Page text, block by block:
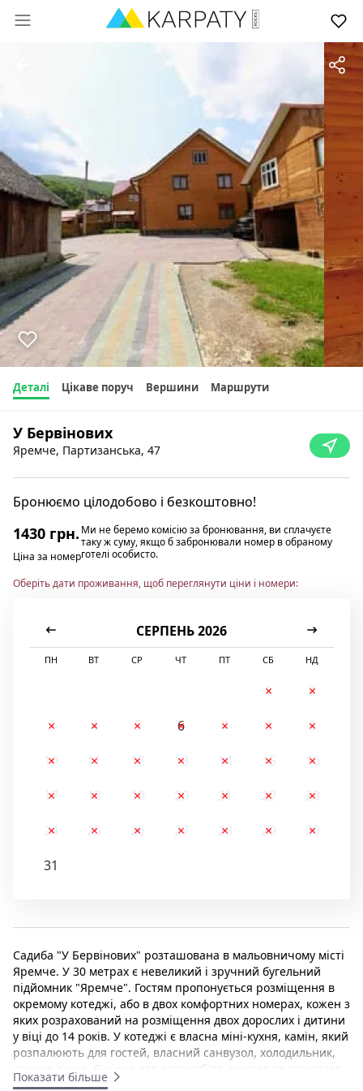
Деталі Цікаве поруч Вершини Маршрути
У Бервінових
Яремче, Партизанська, 47
Бронюємо цілодобово і безкоштовно!
1430 грн.
Ціна за номер
Ми не беремо комісію за бронювання, ви сплачуєте
таку ж суму, якщо б забронювали номер в обраному
готелі особисто.
Оберіть дати проживання, щоб переглянути ціни і номери:
СЕРПЕНЬ 2026
ПН ВТ СР ЧТ ПТ СБ НД
1
2
3
4 5 6 7 8
9
10
11 12 13 14 15
16
17
18 19 20 21 22
23
24
25 26 27 28 29
30
31
Садиба "У Бервінових" розташована в мальовничому місті
Яремче. У 30 метрах є невеликий і зручний бугельний
підйомник "Яремче". Гостям пропонується розміщення в
окремому котеджі, або в двох комфортних номерах, кожен з
яких розрахований на розміщення двох дорослих і дитини
у віці до 14 років. У котеджі є власна міні-кухня, камін, який
розпалюють для гостей, власний санвузол, холодильник,
зручне ліжко. Є місце для автомобіля, мангал та приладдя
для нього. Безкоштовний Wi-Fi в котеджі. Відстань від
Показати більше